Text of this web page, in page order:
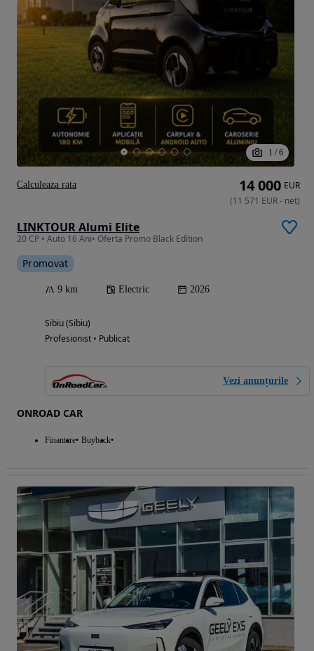
1 / 6
LINKTOUR Alumi Elite
20 CP • Auto 16 Ani• Oferta Promo Black Edition
Promovat
9 km Electric 2026
Sibiu (Sibiu)
Profesionist • Publicat
Vezi anunțurile
ONROAD CAR
Finantare Buyback
14 000 EUR
(11 571 EUR- net)
Calculeaza rata